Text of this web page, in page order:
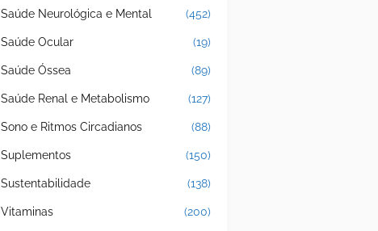
Saúde Neurológica e Mental (452)
Saúde Ocular (19)
Saúde Óssea (89)
Saúde Renal e Metabolismo (127)
Sono e Ritmos Circadianos (88)
Suplementos (150)
Sustentabilidade (138)
Vitaminas (200)